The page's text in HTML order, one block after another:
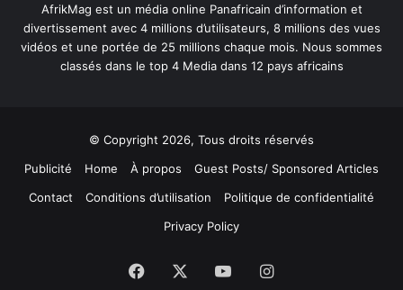
AfrikMag est un média online Panafricain d’information et
divertissement avec 4 millions d’utilisateurs, 8 millions des vues
vidéos et une portée de 25 millions chaque mois. Nous sommes
classés dans le top 4 Media dans 12 pays africains
© Copyright 2026, Tous droits réservés
Publicité
Home À propos
Guest Posts/ Sponsored Articles
Contact
Conditions d’utilisation
Politique de confidentialité
Privacy Policy
Facebook YouTubeInstagram